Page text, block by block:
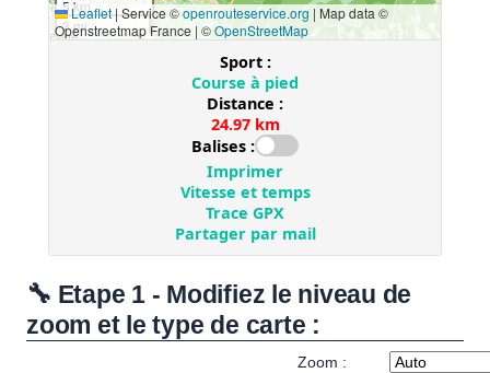
🔧 Etape 1 - Modifiez le niveau de
zoom et le type de carte :
Zoom :